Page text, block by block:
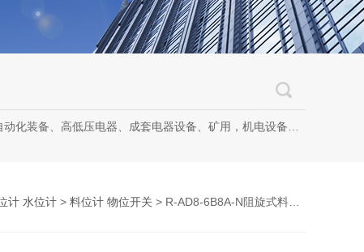
备、矿用，机电设备、机电设备及其配件、传动设备、减速机、电动机、传感器、气动液压元件、电器及其配件、电缆线、照明器材、，电器设计、研发、制造、加工、销售、租凭、维修、安装、调试。
计 水位计 > 料位计 物位开关 > R-AD8-6B8A-N阻旋式料位开关说明书